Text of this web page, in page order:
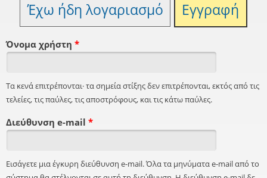
Έχω ήδη λογαριασμό Εγγραφή
Όνομα χρήστη *
Τα κενά επιτρέπονται· τα σημεία στίξης δεν επιτρέπονται, εκτός από τις
τελείες, τις παύλες, τις αποστρόφους, και τις κάτω παύλες.
Διεύθυνση e-mail *
Εισάγετε μια έγκυρη διεύθυνση e-mail. Όλα τα μηνύματα e-mail από το